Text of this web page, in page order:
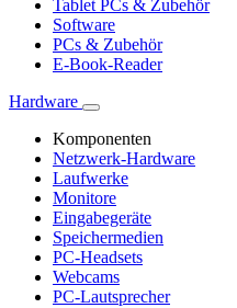
Tablet PCs & Zubehör
Software
PCs & Zubehör
E-Book-Reader
Hardware
Komponenten
Netzwerk-Hardware
Laufwerke
Monitore
Eingabegeräte
Speichermedien
PC-Headsets
Webcams
PC-Lautsprecher